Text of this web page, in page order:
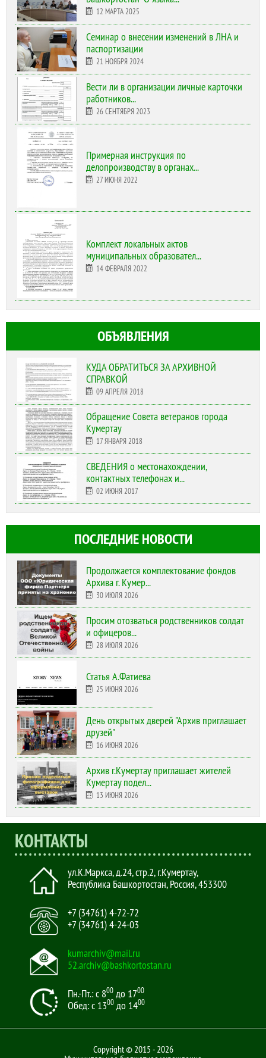
12 МАРТА 2025
Cеминар о внесении изменений в ЛНА и
паспортизации
21 НОЯБРЯ 2024
Вести ли в организации личные карточки
работников...
26 СЕНТЯБРЯ 2023
Примерная инструкция по
делопроизводству в органах...
27 ИЮНЯ 2022
Комплект локальных актов
муниципальных образовател...
14 ФЕВРАЛЯ 2022
ОБЪЯВЛЕНИЯ
КУДА ОБРАТИТЬСЯ ЗА АРХИВНОЙ
СПРАВКОЙ
09 АПРЕЛЯ 2018
Обращение Совета ветеранов города
Кумертау
17 ЯНВАРЯ 2018
СВЕДЕНИЯ о местонахождении,
контактных телефонах и...
02 ИЮНЯ 2017
ПОСЛЕДНИЕ НОВОСТИ
Продолжается комплектование фондов
Архива г. Кумер...
30 ИЮЛЯ 2026
Просим отозваться родственников солдат
и офицеров...
28 ИЮЛЯ 2026
Статья А.Фатиева
25 ИЮНЯ 2026
День открытых дверей "Архив приглашает
друзей"
16 ИЮНЯ 2026
Архив г.Кумертау приглашает жителей
Кумертау подел...
13 ИЮНЯ 2026
КОНТАКТЫ
ул.К.Маркса, д.24, стр.2,г.Кумертау,
Республика Башкортостан, Россия,453300
+7 (34761) 4-72-72
+7 (34761) 4-24-03
kumarchiv@mail.ru
52.archiv@bashkortostan.ru
Пн.-Пт.: с 800 до 1700
Обед: с 1300 до 1400
Copyright © 2015 - 2026